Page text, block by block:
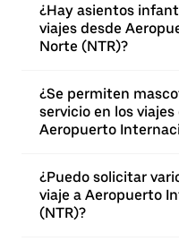
¿Hay asientos
viajes desde
Norte (NTR)?
¿Se permiten
servicio en los
Aeropuerto
¿Puedo solicitar
viaje a Aeropuerto
(NTR)?